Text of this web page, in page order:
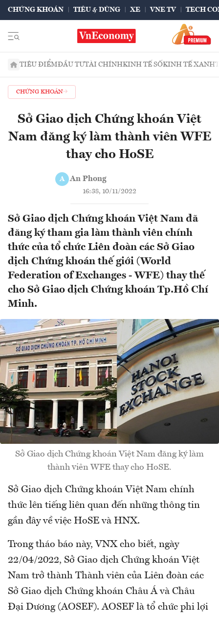
CHỨNG KHOÁN TIÊU & DÙNG XE VNE TV TECH
TIÊU ĐIỂMĐẦU TƯTÀI CHÍNHKINH TẾ SỐKINH TẾ XANH
CHỨNG KHOÁN
Sở Giao dịch Chứng khoán Việt
Nam đăng ký làm thành viên WFE
thay cho HoSE
A An Phong
16:38, 10/11/2022
Sở Giao dịch Chứng khoán Việt Nam đã
đăng ký tham gia làm thành viên chính
thức của tổ chức Liên đoàn các Sở Giao
dịch Chứng khoán thế giới (World
Federation of Exchanges - WFE) thay thế
cho Sở Giao dịch Chứng khoán Tp.Hồ Chí
Minh.
Sở Giao dịch Chứng khoán Việt Nam đăng ký làm
thành viên WFE thay cho HoSE.
Sở Giao dịch Chứng khoán Việt Nam chính
thức lên tiếng liên quan đến những thông tin
gần đây về việc HoSE và HNX.
Trong tháo báo này, VNX cho biết, ngày
22/04/2022, Sở Giao dịch Chứng khoán Việt
Nam trở thành Thành viên của Liên đoàn các
Sở Giao dịch Chứng khoán Châu Á và Châu
Đại Dương (AOSEF). AOSEF là tổ chức phi lợi